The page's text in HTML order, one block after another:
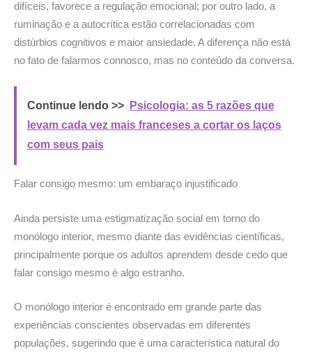
difíceis, favorece a regulação emocional; por outro lado, a
ruminação e a autocrítica estão correlacionadas com
distúrbios cognitivos e maior ansiedade. A diferença não está
no fato de falarmos connosco, mas no conteúdo da conversa.
Continue lendo >>
Psicologia: as 5 razões que
levam cada vez mais franceses a cortar os laços
com seus pais
Falar consigo mesmo: um embaraço injustificado
Ainda persiste uma estigmatização social em torno do
monólogo interior, mesmo diante das evidências científicas,
principalmente porque os adultos aprendem desde cedo que
falar consigo mesmo é algo estranho.
O monólogo interior é encontrado em grande parte das
experiências conscientes observadas em diferentes
populações, sugerindo que é uma característica natural do